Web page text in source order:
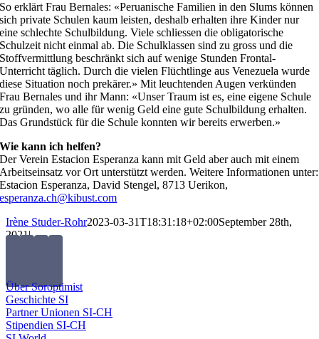
So erklärt Frau Bernales: «Peruanische Familien in den Slums können
sich private Schulen kaum leisten, deshalb erhalten ihre Kinder nur
eine schlechte Schulbildung. Viele schliessen die obligatorische
Schulzeit nicht einmal ab. Die Schulklassen sind zu gross und die
Stoffvermittlung beschränkt sich auf wenige Stunden Frontal-
Unterricht täglich. Durch die vielen Flüchtlinge aus Venezuela wurde
diese Situation noch prekärer.» Mit leuchtenden Augen verkünden
Frau Bernales und ihr Mann: «Unser Traum ist es, eine eigene Schule
zu gründen, wo alle für wenig Geld eine gute Schulbildung erhalten.
Das Grundstück für die Schule konnten wir bereits erwerben.»
Wie kann ich helfen?
Der Verein Estacion Esperanza kann mit Geld aber auch mit einem
Arbeitseinsatz vor Ort unterstützt werden. Weitere Informationen unter:
Estacion Esperanza, David Stengel, 8713 Uerikon,
esperanza.ch@kibust.com
Irène Studer-Rohr2023-03-31T18:31:18+02:00September 28th,
2021|
Über Soroptimist
Geschichte SI
Partner Unionen SI-CH
Stipendien SI-CH